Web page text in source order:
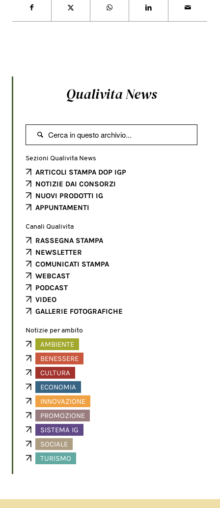
Qualivita News

Sezioni Qualivita News
ARTICOLI STAMPA DOP IGP
NOTIZIE DAI CONSORZI
NUOVI PRODOTTI IG
APPUNTAMENTI
Canali Qualivita
RASSEGNA STAMPA
NEWSLETTER
COMUNICATI STAMPA
WEBCAST
PODCAST
VIDEO
GALLERIE FOTOGRAFICHE
Notizie per ambito
AMBIENTE
BENESSERE
CULTURA
ECONOMIA
INNOVAZIONE
PROMOZIONE
SISTEMA IG
SOCIALE
TURISMO